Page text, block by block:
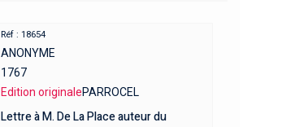
Réf : 18654
ANONYME
1767
Edition originalePARROCEL
Lettre à M. De La Place auteur du